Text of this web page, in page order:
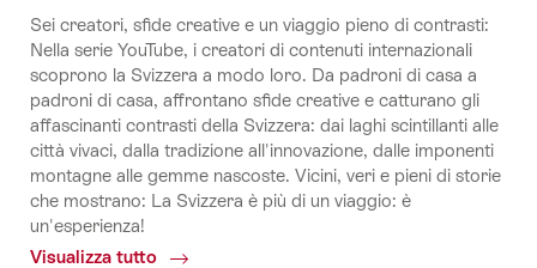
Sei creatori, sfide creative e un viaggio pieno di contrasti:
Nella serie YouTube, i creatori di contenuti internazionali
scoprono la Svizzera a modo loro. Da padroni di casa a
padroni di casa, affrontano sfide creative e catturano gli
affascinanti contrasti della Svizzera: dai laghi scintillanti alle
città vivaci, dalla tradizione all'innovazione, dalle imponenti
montagne alle gemme nascoste. Vicini, veri e pieni di storie
che mostrano: La Svizzera è più di un viaggio: è
un'esperienza!
Visualizza tutto
Common.Of